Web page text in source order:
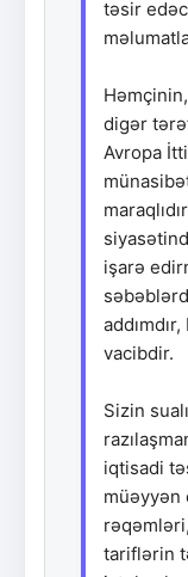
təsir
digər
Avropa
işarə
vacibdir.
Sizin
iqtisadi
müəyyən
tariflərin